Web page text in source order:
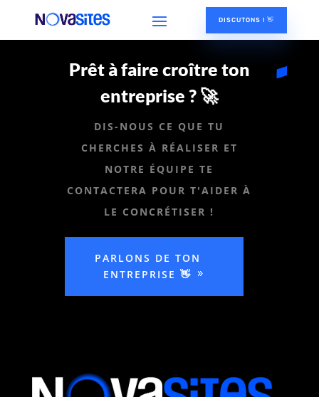
DISCUTONS ! 👋
Prêt à faire croître ton
entreprise ? 🚀
DIS-NOUS CE QUE TU
CHERCHES À RÉALISER ET
NOTRE ÉQUIPE TE
CONTACTERA POUR T'AIDER À
LE CONCRÉTISER !
PARLONS DE TON
ENTREPRISE 👋